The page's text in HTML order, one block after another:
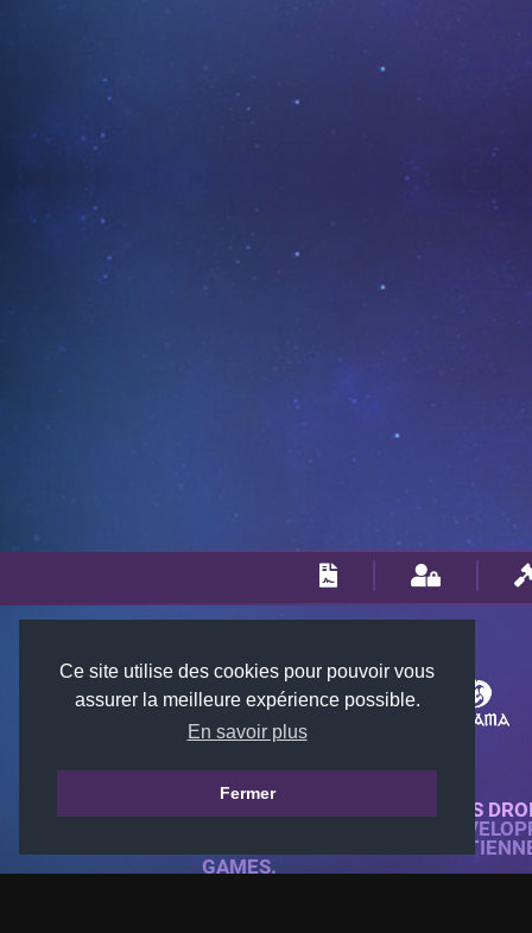
Ce site utilise des cookies pour pouvoir vous
assurer la meilleure expérience possible.
En savoir plus
Fermer
© 2018-2026 KTARENA. TOUS
SITE WEB ENTIÈREMENT
TOUTES LES IMAGES
GAMES.